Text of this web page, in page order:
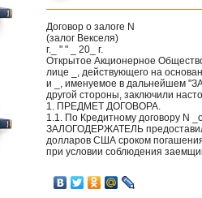
Договор о залоге N
(залог Векселя)
г._ " " _ 20_ г.
Открытое Акционерное
лице _, действующего на
и _, именуемое в дальнейшем
другой стороны, заключили
1. ПРЕДМЕТ ДОГОВОРА.
1.1. По Кредитному договору N
ЗАЛОГОДЕРЖАТЕЛЬ
долларов США сроком
при условии соблюдения